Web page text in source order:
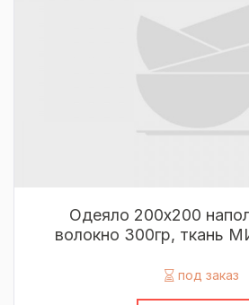
Одеяло 200х200
волокно 300гр, ткань
под заказ